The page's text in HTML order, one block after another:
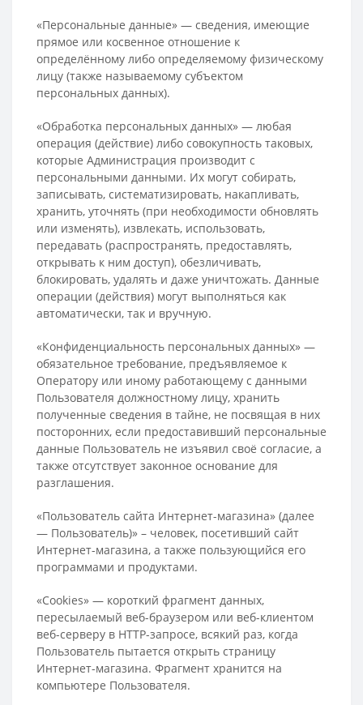
«Персональные данные» — сведения, имеющие
прямое или косвенное отношение к
определённому либо определяемому физическому
лицу (также называемому субъектом
персональных данных).
«Обработка персональных данных» — любая
операция (действие) либо совокупность таковых,
которые Администрация производит с
персональными данными. Их могут собирать,
записывать, систематизировать, накапливать,
хранить, уточнять (при необходимости обновлять
или изменять), извлекать, использовать,
передавать (распространять, предоставлять,
открывать к ним доступ), обезличивать,
блокировать, удалять и даже уничтожать. Данные
операции (действия) могут выполняться как
автоматически, так и вручную.
«Конфиденциальность персональных данных» —
обязательное требование, предъявляемое к
Оператору или иному работающему с данными
Пользователя должностному лицу, хранить
полученные сведения в тайне, не посвящая в них
посторонних, если предоставивший персональные
данные Пользователь не изъявил своё согласие, а
также отсутствует законное основание для
разглашения.
«Пользователь сайта Интернет-магазина» (далее
— Пользователь)» – человек, посетивший сайт
Интернет-магазина, а также пользующийся его
программами и продуктами.
«Cookies» — короткий фрагмент данных,
пересылаемый веб-браузером или веб-клиентом
веб-серверу в HTTP-запросе, всякий раз, когда
Пользователь пытается открыть страницу
Интернет-магазина. Фрагмент хранится на
компьютере Пользователя.